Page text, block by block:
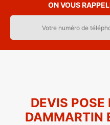
ON VOUS
DEVIS POSE
DAMMARTIN